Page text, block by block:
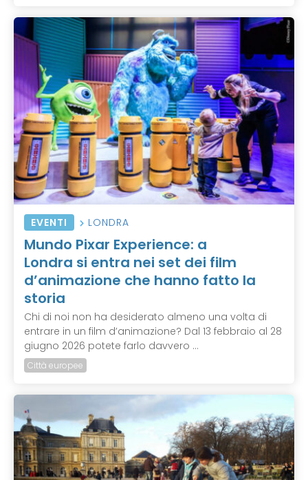
EVENTI LONDRA
Mundo Pixar Experience: a
Londra si entra nei set dei film
d’animazione che hanno fatto la
storia
Chi di noi non ha desiderato almeno una volta di
entrare in un film d’animazione? Dal 13 febbraio al 28
giugno 2026 potete farlo davvero ...
Città europee